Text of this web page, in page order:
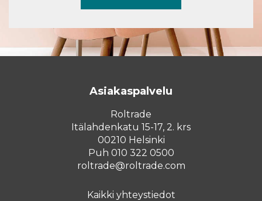
Asiakaspalvelu
Roltrade
Itälahdenkatu 15-17, 2. krs
00210 Helsinki
Puh 010 322 0500
roltrade@roltrade.com
Kaikki yhteystiedot